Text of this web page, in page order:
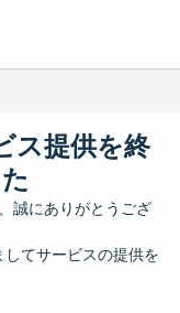
ス提供を終
誠にありがとうござ
てサービスの提供を